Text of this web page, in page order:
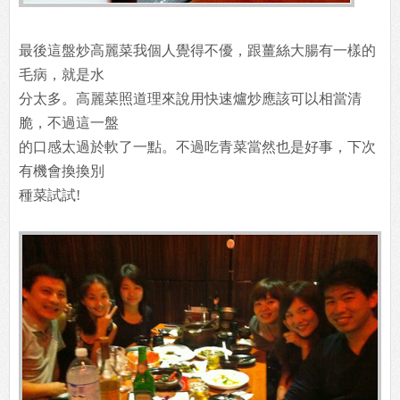
最後這盤炒高麗菜我個人覺得不優，跟薑絲大腸有一樣的
毛病，就是水
分太多。高麗菜照道理來說用快速爐炒應該可以相當清
脆，不過這一盤
的口感太過於軟了一點。不過吃青菜當然也是好事，下次
有機會換換別
種菜試試!